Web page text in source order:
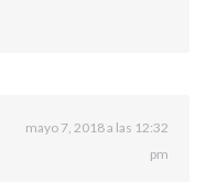
mayo 7, 2018 a las 12:32
pm